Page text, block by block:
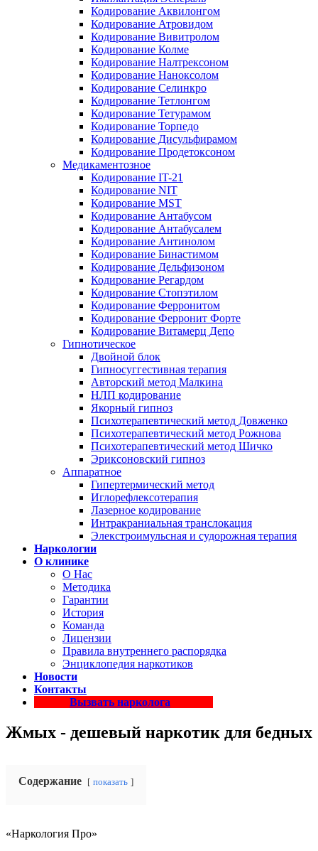
Кодирование Аквилонгом
Кодирование Атровидом
Кодирование Вивитролом
Кодирование Колме
Кодирование Налтрексоном
Кодирование Наноксолом
Кодирование Селинкро
Кодирование Тетлонгом
Кодирование Тетурамом
Кодирование Торпедо
Кодирование Дисульфирамом
Кодирование Продетоксоном
Медикаментозное
Кодирование IT-21
Кодирование NIT
Кодирование MST
Кодирование Антабусом
Кодирование Антабусалем
Кодирование Антинолом
Кодирование Бинастимом
Кодирование Дельфизоном
Кодирование Регардом
Кодирование Стопэтилом
Кодирование Ферронитом
Кодирование Ферронит Форте
Кодирование Витамерц Депо
Гипнотическое
Двойной блок
Гипносуггестивная терапия
Авторский метод Малкина
НЛП кодирование
Якорный гипноз
Психотерапевтический метод Довженко
Психотерапевтический метод Рожнова
Психотерапевтический метод Шичко
Эриксоновский гипноз
Аппаратное
Гипертермический метод
Иглорефлексотерапия
Лазерное кодирование
Интракраниальная транслокация
Элекстроимульсная и судорожная терапия
Наркологии
О клинике
О Нас
Методика
Гарантии
История
Команда
Лицензии
Правила внутреннего распорядка
Энциклопедия наркотиков
Новости
Контакты
Вызвать нарколога
Жмых - дешевый наркотик для бедных
Содержание показать
«Наркология Про»